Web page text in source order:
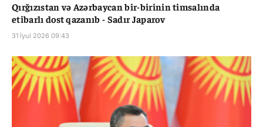
Qırğızıstan və Azərbaycan bir-birinin timsalında
etibarlı dost qazanıb - Sadır Japarov
31 İyul 2026 09:43